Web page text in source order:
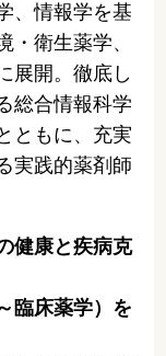
、情報学を基
・衛生薬学、
展開。徹底し
総合情報科学
ともに、充実
実践的薬剤師
健康と疾病克
臨床薬学）を